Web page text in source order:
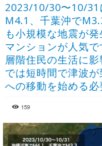
2023/10/30〜10/31
M4.1、千葉沖で
も小規模な地震が
マンションが人気
層階住民の生活に
では短時間で津波
への移動を始める必
159